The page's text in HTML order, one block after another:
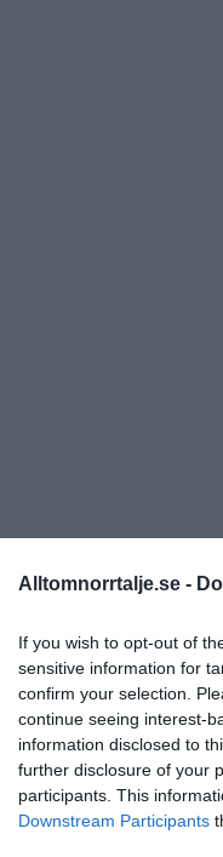
Alltomnorrtalje.se -
If you wish to opt-out of
sensitive information for
confirm your selection.
continue seeing interest-
information disclosed to
further disclosure of your
participants. This
Downstream Participants